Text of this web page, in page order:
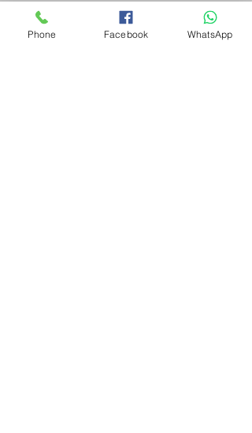
Privātuma politika
Phone Facebook WhatsApp